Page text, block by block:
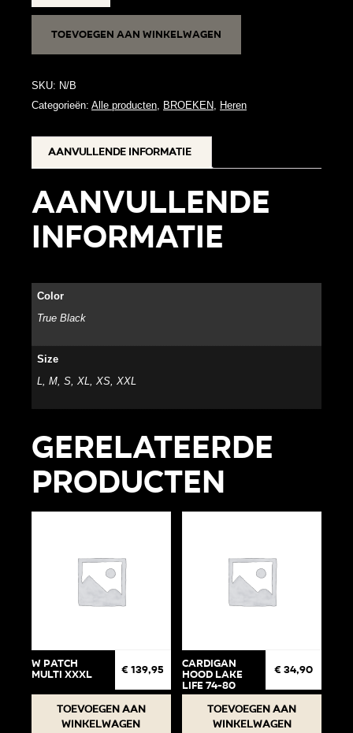
aantal
Toevoegen aan winkelwagen
SKU: N/B
Categorieën: Alle producten BROEKEN Heren
Aanvullende informatie
Aanvullende
informatie
Color
True Black
Size
L, M, S, XL, XS, XXL
Gerelateerde
producten
W Patch
Multi XXXL € 139,95
Toevoegen aan
winkelwagen
Cardigan
Hood Lake
life 74-80
€ 34,90
Toevoegen aan
winkelwagen